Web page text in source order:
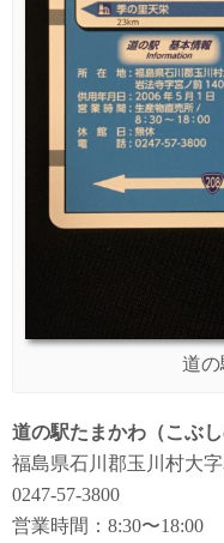
道の
道の駅たまかわ（こぶし
福島県石川郡玉川村大
0247-57-3800
営業時間：8:30〜18:00